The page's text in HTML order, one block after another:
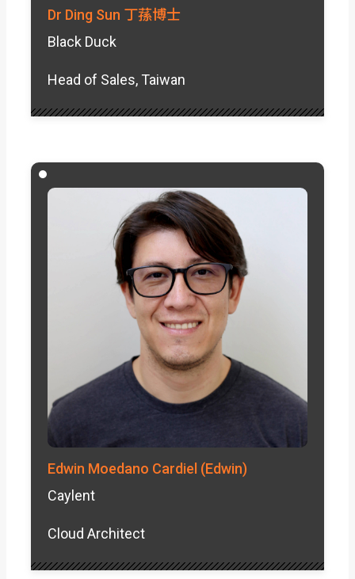
Dr Ding Sun 丁蓀博士
Black Duck
Head of Sales, Taiwan
Edwin Moedano Cardiel (Edwin)
Caylent
Cloud Architect